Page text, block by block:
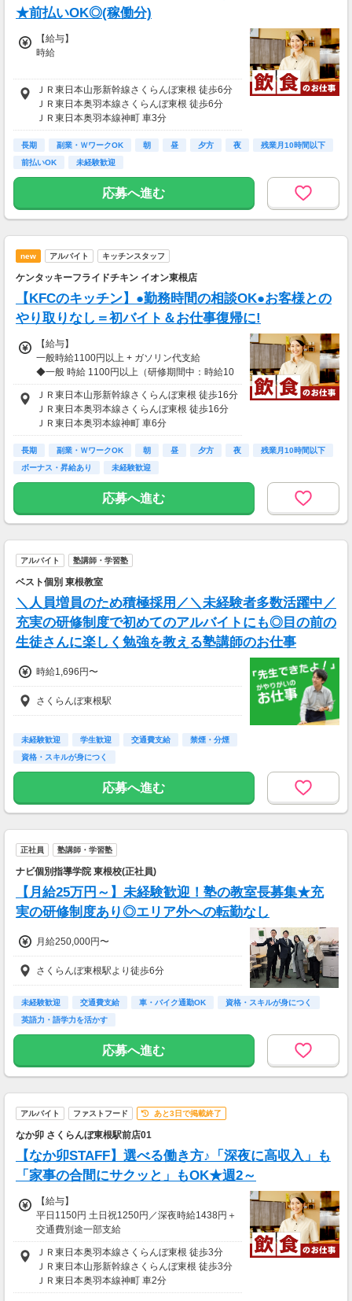
★前払いOK◎(稼働分)
【給与】
時給
高校生：時給1050円
土日祝：時給70円UP
【給与支払】
【交通費】
別途一部支給
◆車/バイク/自転車通勤は応相談
ＪＲ東日本山形新幹線さくらんぼ東根 徒歩6分
ＪＲ東日本奥羽本線さくらんぼ東根 徒歩6分
ＪＲ東日本奥羽本線神町 車3分
ＪＲ東日本奥羽本線東根 車6分
ＪＲ東日本奥羽本線乱川 車8分
長期 副業・ＷワークOK 朝 昼 夕方 夜
残業月10時間以下
前払いOK
未経験歓迎
応募へ進む
new アルバイト キッチンスタッフ
ケンタッキーフライドチキン イオン東根店
【KFCのキッチン】●勤務時間の相談OK●お客様との
やり取りなし＝初バイト＆お仕事復帰に!
【給与】
一般時給1100円以上 + ガソリン代支給
◆一般 時給 1100円以上（研修期間中：時給10
70円以上）
◆高校生
・天童店：時給1070円以上 （研修期間中：時
・東根店：時給1080円以上 （研修期間中：時
給1070円以上）
※研修期間中（研修期間 120時間 習熟度により
変動します ）
＜月収例＞
月収5万2800円（時給1100円×4h×月12日）
⇒学業と両立しながらアルバイト♪
月収15万4000円（時給1100円×7h×月20日）
⇒安定シフトでしっかり！
※お車通勤の方はガソリン代支給(当社規定あ
※公共交通機関利用の場合は支給なし
【給与支払】
【交通費】
なし
※公共交通機関利用の場合は支給なし
ＪＲ東日本山形新幹線さくらんぼ東根 徒歩16分
ＪＲ東日本奥羽本線さくらんぼ東根 徒歩16分
ＪＲ東日本奥羽本線神町 車6分
ＪＲ東日本奥羽本線東根 車9分
ＪＲ東日本奥羽本線乱川 車11分
長期 副業・ＷワークOK 朝 昼 夕方 夜
残業月10時間以下
ボーナス・昇給あり
未経験歓迎
応募へ進む
アルバイト 塾講師・学習塾
ベスト個別 東根教室
＼人員増員のため積極採用／＼未経験者多数活躍中／
充実の研修制度で初めてのアルバイトにも◎目の前の
生徒さんに楽しく勉強を教える塾講師のお仕事
時給1,696円〜
さくらんぼ東根駅
未経験歓迎 学生歓迎 交通費支給
禁煙・分煙
資格・スキルが身につく
応募へ進む
正社員 塾講師・学習塾
ナビ個別指導学院 東根校(正社員)
【月給25万円～】未経験歓迎！塾の教室長募集★充
実の研修制度あり◎エリア外への転勤なし
月給250,000円〜
さくらんぼ東根駅より徒歩6分
未経験歓迎 交通費支給 車・バイク通勤OK
資格・スキルが身につく
英語力・語学力を活かす
応募へ進む
アルバイト ファストフード あと3日で掲載終了
なか卯 さくらんぼ東根駅前店01
【なか卯STAFF】選べる働き方♪「深夜に高収入」も
「家事の合間にサクッと」もOK★週2～
【給与】
平日1150円 土日祝1250円／深夜時給1438円＋
交通費別途一部支給
頑張りをしっかり評価します！やりがいバッチ
リ
【給与詳細】
ＪＲ東日本奥羽本線さくらんぼ東根 徒歩3分
ＪＲ東日本山形新幹線さくらんぼ東根 徒歩3分
ＪＲ東日本奥羽本線神町 車2分
ＪＲ東日本奥羽本線東根 車3分